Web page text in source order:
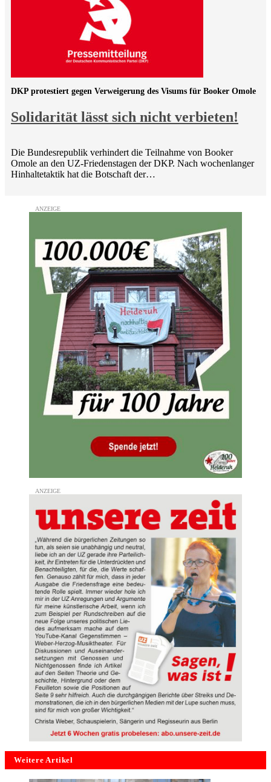
Solidarität lässt sich nicht verbieten!
DKP protestiert gegen Verweigerung des Visums für Booker Omole
Die Bundesrepublik verhindert die Teilnahme von Booker
Omole an den UZ-Friedenstagen der DKP. Nach wochenlanger
Hinhaltetaktik hat die Botschaft der…
Weitere Artikel